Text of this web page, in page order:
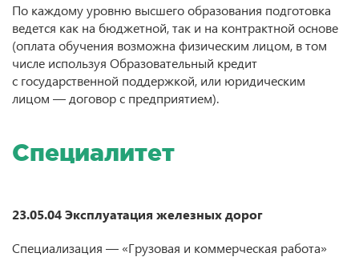
По каждому уровню высшего образования подготовка
ведется как на бюджетной, так и на контрактной основе
(оплата обучения возможна физическим лицом, в том
числе используя Образовательный кредит
с государственной поддержкой, или юридическим
лицом — договор с предприятием).
Специалитет
23.05.04 Эксплуатация железных дорог
Специализация — «Грузовая и коммерческая работа»